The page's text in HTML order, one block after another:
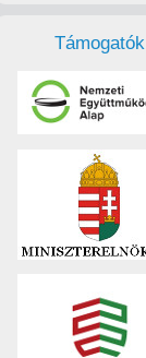
Támogatók